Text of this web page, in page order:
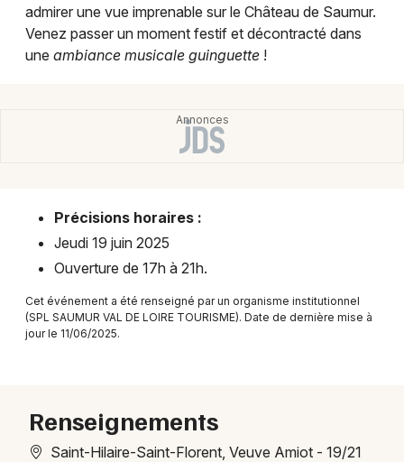
Concerts
Sports
Sorties & loisirs
Manifestations dans les Pays de la Loire
Newsletter des sorties
Nice
Paris
admirer une vue imprenable sur le Château de Saumur.
Venez passer un moment festif et décontracté dans
une ambiance musicale guinguette !
Précisions horaires :
Jeudi 19 juin 2025
Ouverture de 17h à 21h.
Cet événement a été renseigné par un organisme institutionnel
(SPL SAUMUR VAL DE LOIRE TOURISME). Date de dernière mise à
jour le 11/06/2025.
Renseignements
Saint-Hilaire-Saint-Florent, Veuve Amiot - 19/21